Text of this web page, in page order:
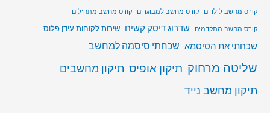
קורס מחשב לילדים
קורס מחשב למבוגרים
קורס מחשב מתחילים
קורס מחשב מתקדמים
שדרוג דיסק קשיח שירות לקוחות עידן פלוס
שכחתי את הסיסמא שכחתי סיסמה למחשב
שליטה מרחוק תיקון אופיס תיקון מחשבים
תיקון מחשב נייד